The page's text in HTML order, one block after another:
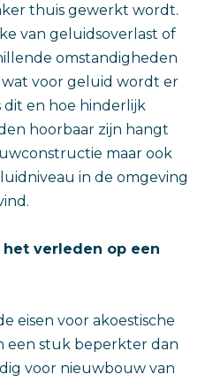
thuis gewerkt wordt.
van geluidsoverlast of
omstandigheden
voor geluid wordt er
dit en hoe hinderlijk
hoorbaar zijn hangt
maar ook
in de omgeving
verleden op een
eisen voor akoestische
een stuk beperkter dan
voor nieuwbouw van